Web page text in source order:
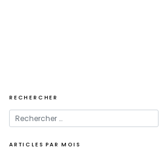
RECHERCHER
ARTICLES PAR MOIS